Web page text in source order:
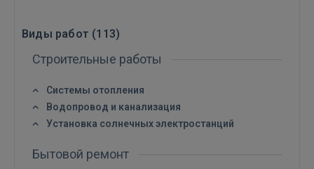
Забыли пароль?
Виды работ (113)
Строительные работы
Системы отопления
Водопровод и канализация
Установка солнечных электростанций
Бытовой ремонт